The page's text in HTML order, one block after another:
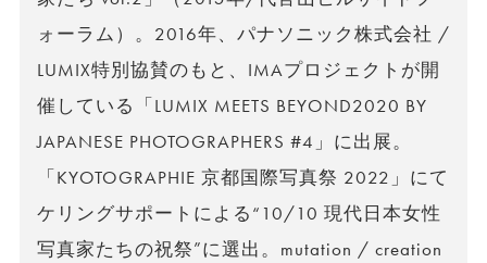
ォーラム）。2016年、パナソニック株式会社 /
LUMIX特別協賛のもと、IMAプロジェクトが開
催している「LUMIX MEETS BEYOND2020 BY
JAPANESE PHOTOGRAPHERS #4」に出展。
「KYOTOGRAPHIE 京都国際写真祭 2022」にて
ケリングサポートによる“10/10 現代日本女性
写真家たちの祝祭”に選出。mutation / creation